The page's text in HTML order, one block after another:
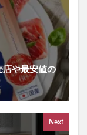
店や最安値の
Next